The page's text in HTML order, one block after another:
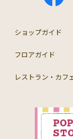
ショップガイド
フロアガイド
レストラン・カフ